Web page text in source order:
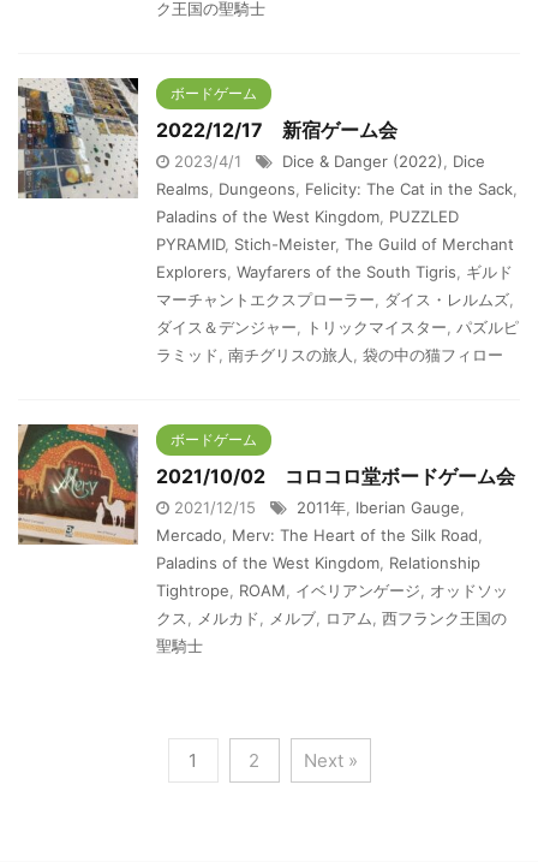
ク王国の聖騎士
ボードゲーム
2022/12/17 新宿ゲーム会
2023/4/1 Dice & Danger (2022)
Dice
Realms
Dungeons Felicity: The Cat in the Sack
Paladins of the West Kingdom PUZZLED
PYRAMID, Stich-Meister, The Guild of Merchant
Explorers Wayfarers of the South Tigris
ギルド
マーチャントエクスプローラー
ダイス・レルムズ
ダイス＆デンジャー
トリックマイスター
パズルピ
ラミッド 南チグリスの旅人 袋の中の猫フィロー
ボードゲーム
2021/10/02 コロコロ堂ボードゲーム会
2021/12/15 2011年 Iberian Gauge
Mercado
Merv: The Heart of the Silk Road
Paladins of the West Kingdom Relationship
Tightrope
ROAM イベリアンゲージ
オッドソッ
クス
メルカド メルブ ロアム
西フランク王国の
聖騎士
1 2 Next »